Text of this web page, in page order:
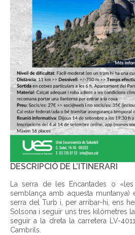
DESCRIPCIÓ DE L’ITINERARI
La serra de les Encantades o
semblança amb aquesta
serra del Turb i, per arribar-hi, ens
Solsona i seguir uns tres kilòmetres
seguir a la dreta la carretera LV-
Cambrils.